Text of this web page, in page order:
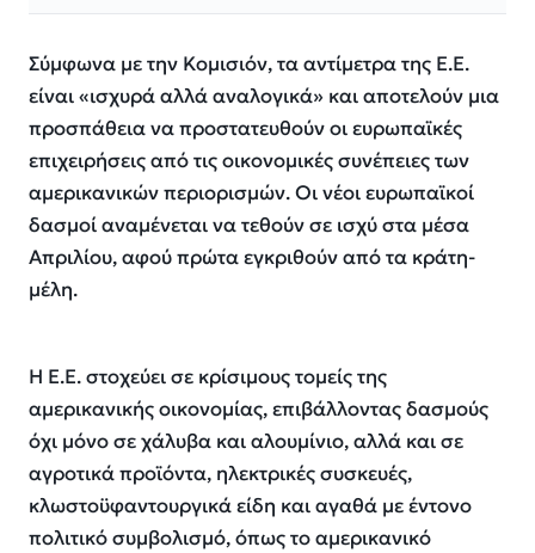
Σύμφωνα με την Κομισιόν, τα αντίμετρα της Ε.Ε.
είναι «ισχυρά αλλά αναλογικά» και αποτελούν μια
προσπάθεια να προστατευθούν οι ευρωπαϊκές
επιχειρήσεις από τις οικονομικές συνέπειες των
αμερικανικών περιορισμών. Οι νέοι ευρωπαϊκοί
δασμοί αναμένεται να τεθούν σε ισχύ στα μέσα
Απριλίου, αφού πρώτα εγκριθούν από τα κράτη-
μέλη.
Η Ε.Ε. στοχεύει σε κρίσιμους τομείς της
αμερικανικής οικονομίας, επιβάλλοντας δασμούς
όχι μόνο σε χάλυβα και αλουμίνιο, αλλά και σε
αγροτικά προϊόντα, ηλεκτρικές συσκευές,
κλωστοϋφαντουργικά είδη και αγαθά με έντονο
πολιτικό συμβολισμό, όπως το αμερικανικό